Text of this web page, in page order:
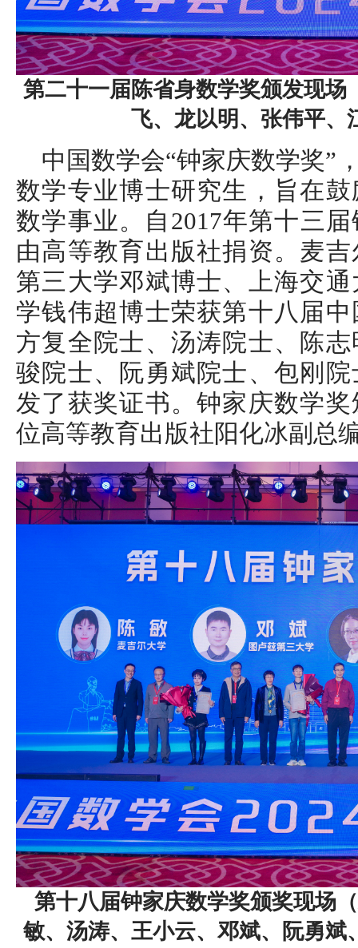
第二十一届陈省身数学奖颁发现场
飞、龙以明、张伟平、
中国数学会“钟家庆数学奖”
数学专业博士研究生，旨在
数学事业。自2017年第十三
由高等教育出版社捐资。麦
第三大学邓斌博士、上海交
学钱伟超博士荣获第十八届
方复全院士、汤涛院士、陈
骏院士、阮勇斌院士、包刚
发了获奖证书。钟家庆数学
位高等教育出版社阳化冰副总
第十八届钟家庆数学奖颁奖现场
敏、汤涛、王小云、邓斌、阮勇斌